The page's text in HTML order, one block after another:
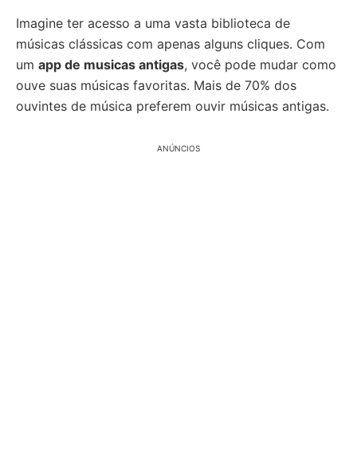
Imagine ter acesso a uma vasta biblioteca de
músicas clássicas com apenas alguns cliques. Com
um app de musicas antigas, você pode mudar como
ouve suas músicas favoritas. Mais de 70% dos
ouvintes de música preferem ouvir músicas antigas.
ANÚNCIOS